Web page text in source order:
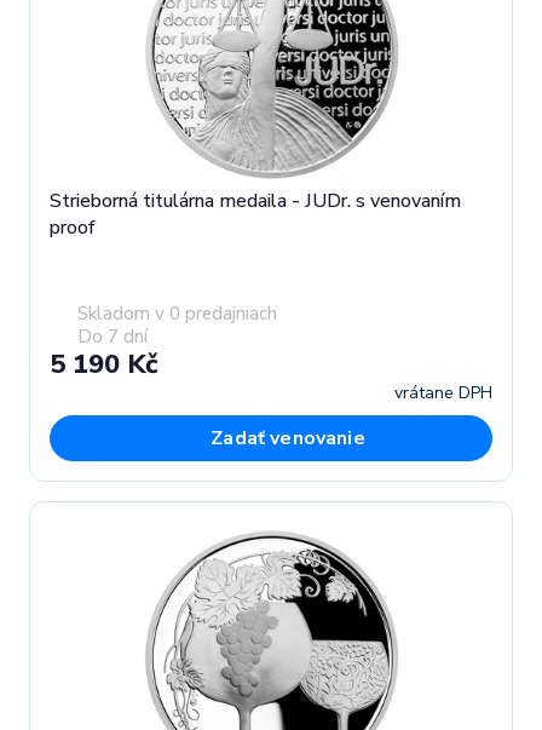
Strieborná titulárna medaila - JUDr. s venovaním
proof
Skladom v 0 predajniach
Do 7 dní
5 190 Kč
vrátane DPH
Zadať venovanie